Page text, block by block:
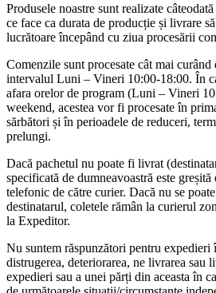
Produsele noastre sunt realizate
ce face ca durata de producție și livrare
lucrătoare începând cu ziua procesării
Comenzile sunt procesate cât mai
intervalul Luni – Vineri 10:00-18:00. În
afara orelor de program (Luni – Vineri
weekend, acestea vor fi procesate în
sărbători și în perioadele de reduceri,
prelungi.
Dacă pachetul nu poate fi livrat
specificată de dumneavoastră este
telefonic de către curier. Dacă nu se
destinatarul, coletele rămân la curierul
la Expeditor.
Nu suntem răspunzători pentru expedieri
distrugerea, deteriorarea, ne livrarea sau
expedieri sau a unei părți din aceasta în